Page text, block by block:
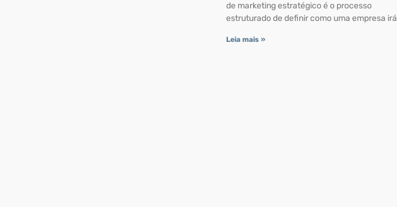
de marketing estratégico é o processo
estruturado de definir como uma empresa irá
Leia mais »